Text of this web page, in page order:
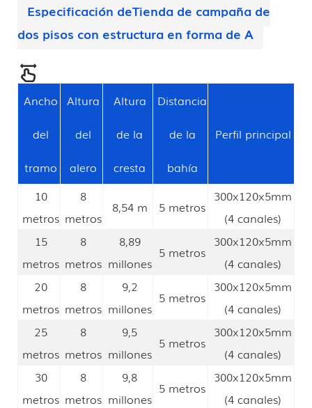
Especificación deTienda de campaña de
dos pisos con estructura en forma de A
Ancho
del
tramo
Altura
del
alero
Altura
de la
cresta
Distancia
de la
bahía
Perfil principal
10
metros
8
metros
8,54 m 5 metros
300x120x5mm
(4 canales)
15
metros
8
metros
8,89
millones
5 metros
300x120x5mm
(4 canales)
20
metros
8
metros
9,2
millones
5 metros
300x120x5mm
(4 canales)
25
metros
8
metros
9,5
millones
5 metros
300x120x5mm
(4 canales)
30
metros
8
metros
9,8
millones
5 metros
300x120x5mm
(4 canales)